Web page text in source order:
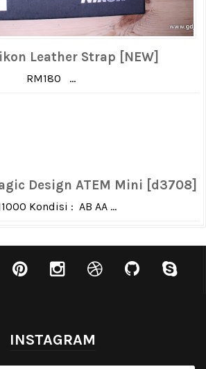
Leather Strap [NEW]
RM180 ...
Design ATEM Mini [d3708]
Kondisi : AB AA ...
INSTAGRAM